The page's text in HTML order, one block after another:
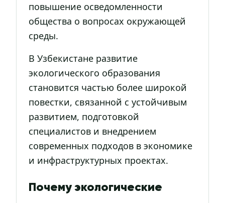
повышение осведомленности
общества о вопросах окружающей
среды.
В Узбекистане развитие
экологического образования
становится частью более широкой
повестки, связанной с устойчивым
развитием, подготовкой
специалистов и внедрением
современных подходов в экономике
и инфраструктурных проектах.
Почему экологические